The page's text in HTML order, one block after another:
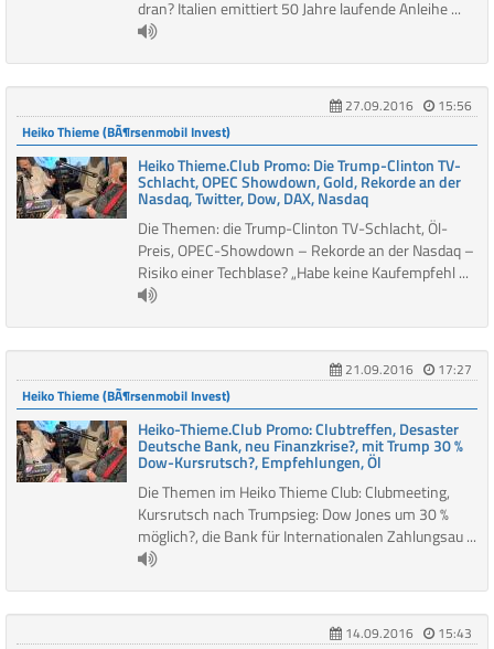
dran? Italien emittiert 50 Jahre laufende Anleihe ...
27.09.2016
15:56
Heiko Thieme (BÃ¶rsenmobil Invest)
Heiko Thieme.Club Promo: Die Trump-Clinton TV-
Schlacht, OPEC Showdown, Gold, Rekorde an der
Nasdaq, Twitter, Dow, DAX, Nasdaq
Die Themen: die Trump-Clinton TV-Schlacht, Öl-
Preis, OPEC-Showdown – Rekorde an der Nasdaq –
Risiko einer Techblase? „Habe keine Kaufempfehl ...
21.09.2016
17:27
Heiko Thieme (BÃ¶rsenmobil Invest)
Heiko-Thieme.Club Promo: Clubtreffen, Desaster
Deutsche Bank, neu Finanzkrise?, mit Trump 30 %
Dow-Kursrutsch?, Empfehlungen, Öl
Die Themen im Heiko Thieme Club: Clubmeeting,
Kursrutsch nach Trumpsieg: Dow Jones um 30 %
möglich?, die Bank für Internationalen Zahlungsau ...
14.09.2016
15:43